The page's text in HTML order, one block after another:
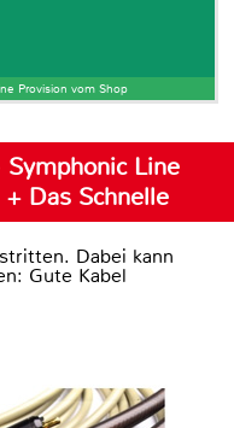
Provision vom Shop
Symphonic Line
Das Schnelle
Dabei kann
Gute Kabel